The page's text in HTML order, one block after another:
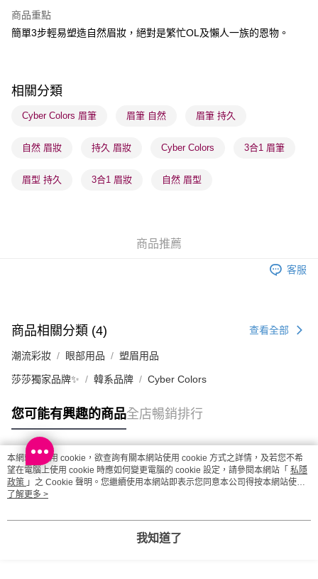
送貨方式
順豐自助櫃 - 確認發貨後1-3個工作天送達
順豐站及營業點 - 確認發貨後1-3個工作天送達
物流公司進行物流配送
商品重點
簡單3步輕易塑造自然眉妝，絕對是繁忙OL及懶人一族的恩物。
相關分類
Cyber Colors 眉筆 眉筆 自然 眉筆 持久
自然 眉妝 持久 眉妝 Cyber Colors 3合1 眉筆
眉型 持久 3合1 眉妝 自然 眉型
商品推薦
客服
商品相關分類 (4) 查看全部
潮流彩妝 眼部用品 塑眉用品
莎莎獨家品牌✨ 韓系品牌 Cyber Colors
您可能有興趣的商品全店暢銷排行
熱門標籤
熱銷排行
本網站中使用 cookie，欲查詢有關本網站使用 cookie 方式之詳情，及若您不希
望在電腦上使用 cookie 時應如何變更電腦的 cookie 設定，請參閱本網站「 私隱
政策 」之 Cookie 聲明。您繼續使用本網站即表示您同意本公司得按本網站使用
條款之 Cookie 聲明使用 cookie。
了解更多 >
我知道了